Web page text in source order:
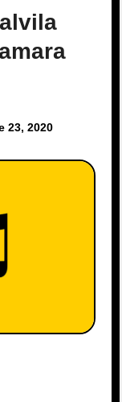
23, 2020